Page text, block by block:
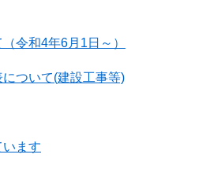
令和4年6月1日～）
ついて(建設工事等)
ます